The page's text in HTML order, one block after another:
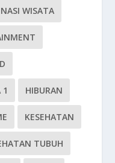
WISATA
1 HIBURAN
KESEHATAN
TUBUH